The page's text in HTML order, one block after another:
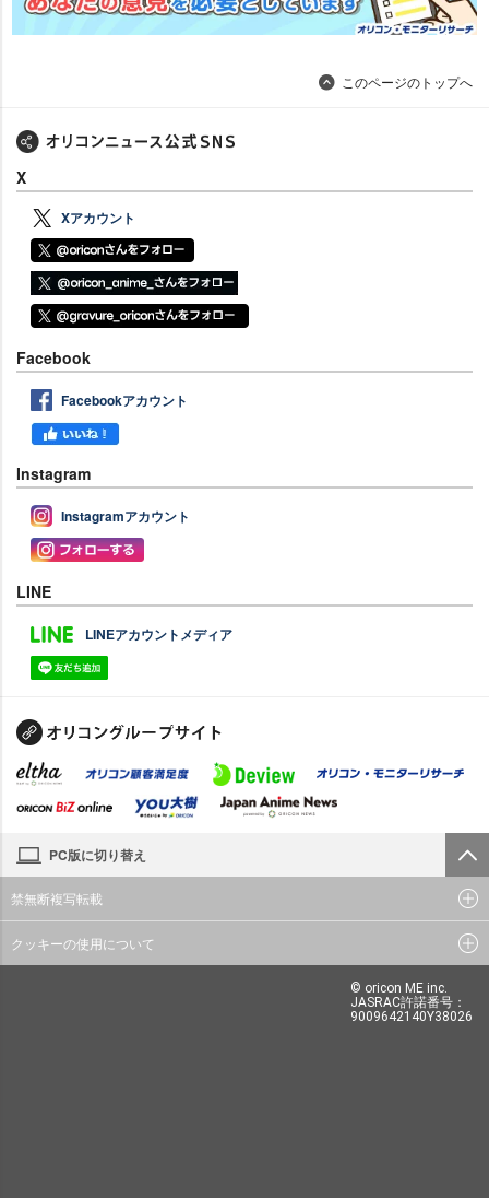
このページのトップへ
X
Xアカウント
Facebook
Facebookアカウント
Instagram
Instagramアカウント
LINE
LINEアカウントメディア
PC版に切り替え
禁無断複写転載
クッキーの使用について
© oricon ME inc.
JASRAC許諾番号：
9009642140Y38026